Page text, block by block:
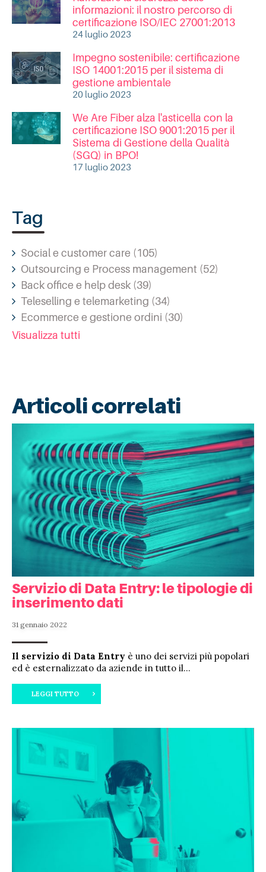
informazioni: il nostro percorso di
certificazione ISO/IEC 27001:2013
24 luglio 2023
Impegno sostenibile: certificazione
ISO 14001:2015 per il sistema di
gestione ambientale
20 luglio 2023
We Are Fiber alza l'asticella con la
certificazione ISO 9001:2015 per il
Sistema di Gestione della Qualità
(SGQ) in BPO!
17 luglio 2023
Tag
Social e customer care (105)
Outsourcing e Process management (52)
Back office e help desk (39)
Teleselling e telemarketing (34)
Ecommerce e gestione ordini (30)
Visualizza tutti
Articoli correlati
Servizio di Data Entry: le tipologie di
inserimento dati
31 gennaio 2022
Il servizio di Data Entry è uno dei servizi più popolari
ed è esternalizzato da aziende in tutto il...
LEGGI TUTTO